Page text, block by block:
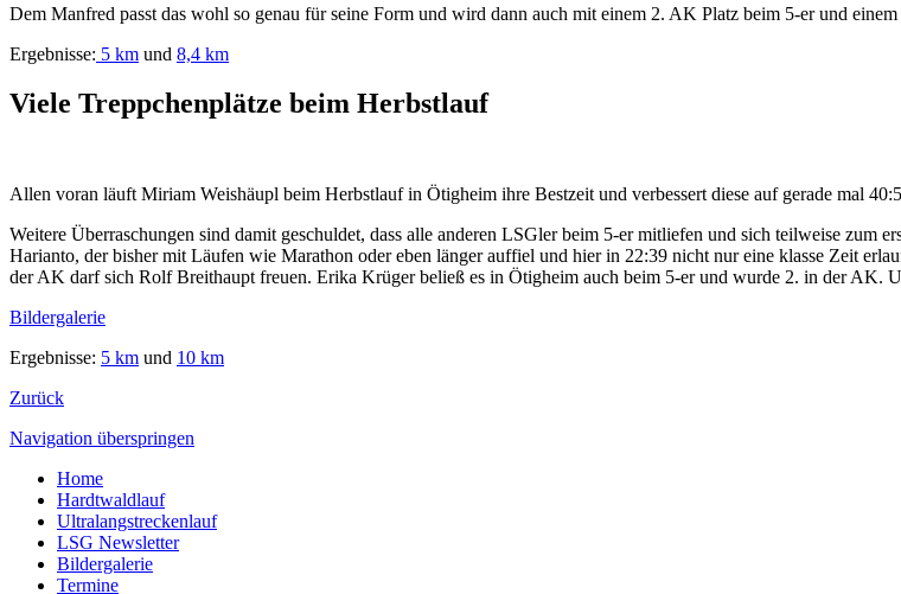
Dem Manfred passt das wohl so genau für seine Form und wird dann auch mit einem 2. AK Platz beim 5-er und
Ergebnisse: 5 km und 8,4 km
Viele Treppchenplätze beim Herbstlauf
Allen voran läuft Miriam Weishäupl beim Herbstlauf in Ötigheim ihre Bestzeit und verbessert diese auf gerade mal
Weitere Überraschungen sind damit geschuldet, dass alle anderen LSGler beim 5-er mitliefen und sich teilweise zum
Harianto, der bisher mit Läufen wie Marathon oder eben länger auffiel und hier in 22:39 nicht nur eine klasse Zeit
der AK darf sich Rolf Breithaupt freuen. Erika Krüger beließ es in Ötigheim auch beim 5-er und wurde 2. in der AK.
Bildergalerie
Ergebnisse: 5 km und 10 km
Zurück
Navigation überspringen
Home
Hardtwaldlauf
Ultralangstreckenlauf
LSG Newsletter
Bildergalerie
Termine